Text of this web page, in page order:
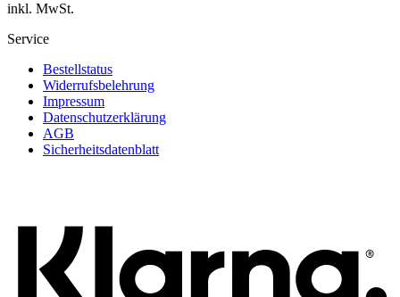
inkl. MwSt.
Service
Bestellstatus
Widerrufsbelehrung
Impressum
Datenschutzerklärung
AGB
Sicherheitsdatenblatt